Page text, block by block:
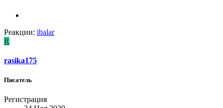
Реакции: ibalar
R
rasika175
Писатель
Регистрация